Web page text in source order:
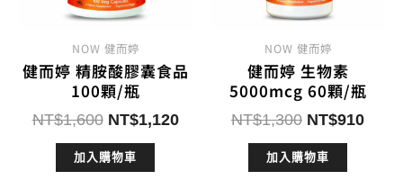
NOW 健而婷
健而婷 精胺酸膠囊食品
100顆/瓶
NT$1,600 原
始
價
NT$1,120目
加入購物車
NOW 健而婷
健而婷 生物素
5000mcg 60顆/瓶
NT$1,300 原
始
價
NT$910目
加入購物車